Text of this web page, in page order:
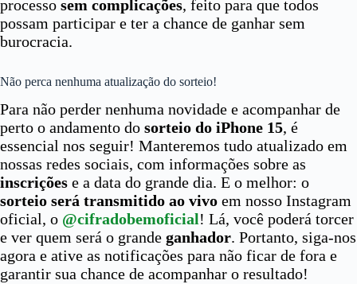
processo sem complicações, feito para que todos
possam participar e ter a chance de ganhar sem
burocracia.
Não perca nenhuma atualização do sorteio!
Para não perder nenhuma novidade e acompanhar de
perto o andamento do sorteio do iPhone 15, é
essencial nos seguir! Manteremos tudo atualizado em
nossas redes sociais, com informações sobre as
inscrições e a data do grande dia. E o melhor: o
sorteio será transmitido ao vivo em nosso Instagram
oficial, o @cifradobemoficial! Lá, você poderá torcer
e ver quem será o grande ganhador. Portanto, siga-nos
agora e ative as notificações para não ficar de fora e
garantir sua chance de acompanhar o resultado!